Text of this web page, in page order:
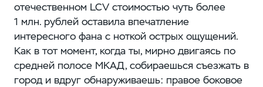
отечественном LCV стоимостью чуть более
1 млн. рублей оставила впечатление
интересного фана с ноткой острых ощущений.
Как в тот момент, когда ты, мирно двигаясь по
средней полосе МКАД, собираешься съезжать в
город и вдруг обнаруживаешь: правое боковое